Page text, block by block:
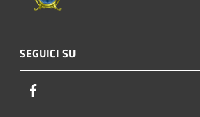
SEGUICI SU